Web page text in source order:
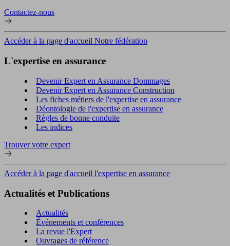
Contactez-nous
Accéder à la page d'accueil Notre fédération
L'expertise en assurance
Devenir Expert en Assurance Dommages
Devenir Expert en Assurance Construction
Les fiches métiers de l'expertise en assurance
Déontologie de l'expertise en assurance
Règles de bonne conduite
Les indices
Trouver votre expert
Accéder à la page d'accueil l'expertise en assurance
Actualités et Publications
Actualités
Événements et conférences
La revue l'Expert
Ouvrages de référence